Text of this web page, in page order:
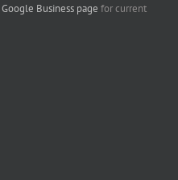
Google Business page for current